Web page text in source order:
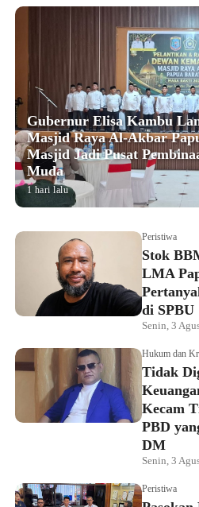
Gubernur Elisa Kambu
Masjid Raya Al-Akbar
Masjid Jadi Pusat
Muda
1 hari lalu
Peristiwa
Stok
LMA
di SPBU
Senin, 3
Hukum dan
Tidak
Kecam
PBD
DM
Senin, 3
Peristiwa